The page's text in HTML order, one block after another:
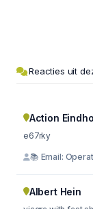
Reacties uit
Action
e67rky
📚 Email:
Albert Hein